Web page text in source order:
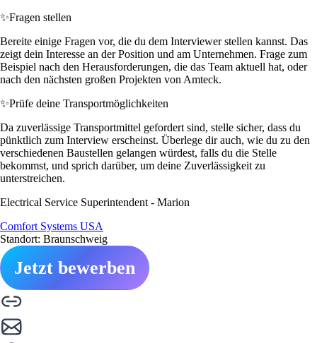
✨Fragen stellen
Bereite einige Fragen vor, die du dem Interviewer stellen kannst. Das
zeigt dein Interesse an der Position und am Unternehmen. Frage zum
Beispiel nach den Herausforderungen, die das Team aktuell hat, oder
nach den nächsten großen Projekten von Amteck.
✨Prüfe deine Transportmöglichkeiten
Da zuverlässige Transportmittel gefordert sind, stelle sicher, dass du
pünktlich zum Interview erscheinst. Überlege dir auch, wie du zu den
verschiedenen Baustellen gelangen würdest, falls du die Stelle
bekommst, und sprich darüber, um deine Zuverlässigkeit zu
unterstreichen.
Electrical Service Superintendent - Marion
Comfort Systems USA
Standort: Braunschweig
Jetzt bewerben